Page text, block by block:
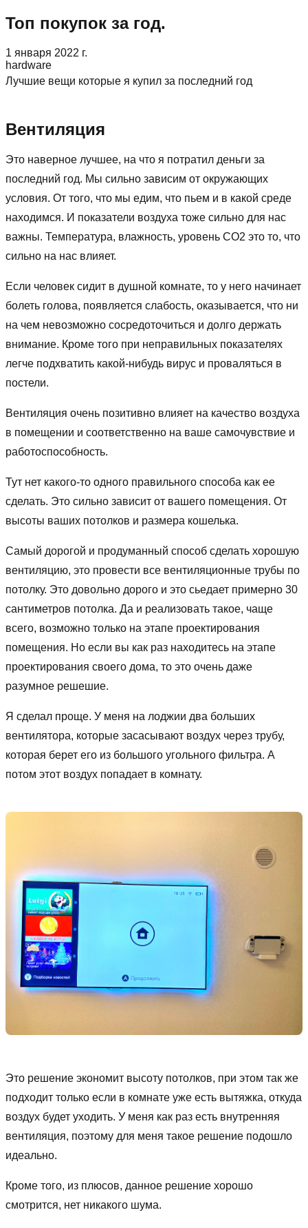
Топ покупок за год.
1 января 2022 г.
hardware
Лучшие вещи которые я купил за последний год
Вентиляция
Это наверное лучшее, на что я потратил деньги за
последний год. Мы сильно зависим от окружающих
условия. От того, что мы едим, что пьем и в какой среде
находимся. И показатели воздуха тоже сильно для нас
важны. Температура, влажность, уровень CO2 это то, что
сильно на нас влияет.
Если человек сидит в душной комнате, то у него начинает
болеть голова, появляется слабость, оказывается, что ни
на чем невозможно сосредоточиться и долго держать
внимание. Кроме того при неправильных показателях
легче подхватить какой-нибудь вирус и проваляться в
постели.
Вентиляция очень позитивно влияет на качество воздуха
в помещении и соответственно на ваше самочувствие и
работоспособность.
Тут нет какого-то одного правильного способа как ее
сделать. Это сильно зависит от вашего помещения. От
высоты ваших потолков и размера кошелька.
Самый дорогой и продуманный способ сделать хорошую
вентиляцию, это провести все вентиляционные трубы по
потолку. Это довольно дорого и это сьедает примерно 30
сантиметров потолка. Да и реализовать такое, чаще
всего, возможно только на этапе проектирования
помещения. Но если вы как раз находитесь на этапе
проектирования своего дома, то это очень даже
разумное решешие.
Я сделал проще. У меня на лоджии два больших
вентилятора, которые засасывают воздух через трубу,
которая берет его из большого угольного фильтра. А
потом этот воздух попадает в комнату.
Это решение экономит высоту потолков, при этом так же
подходит только если в комнате уже есть вытяжка, откуда
воздух будет уходить. У меня как раз есть внутренняя
вентиляция, поэтому для меня такое решение подошло
идеально.
Кроме того, из плюсов, данное решение хорошо
смотрится, нет никакого шума.